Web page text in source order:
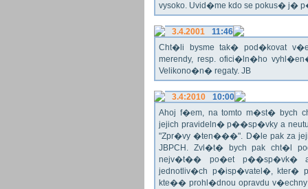
vysoko. Uvid�me kdo se pokus� j�
3.4.2001
11:46
Cht�li bysme tak� pod�kovat
merendy, resp. ofici�ln�ho
Velikono�n� regaty. JB
3.4:2010
10:00
Ahoj f�em, na tomto m�st� bych
jejich pravideln� p��sp�vky a
"Zpr�vy �ten���". D�le pak za
JBPCH. Zvl�t� bych pak cht�l
nejv�t�� po�et p��sp�vk�
jednotliv�ch p�isp�vatel�, kter�
kte�� prohl�dnou opravdu